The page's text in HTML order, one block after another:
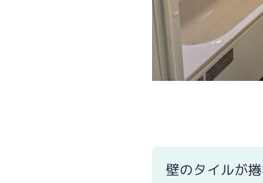
壁のタイルが